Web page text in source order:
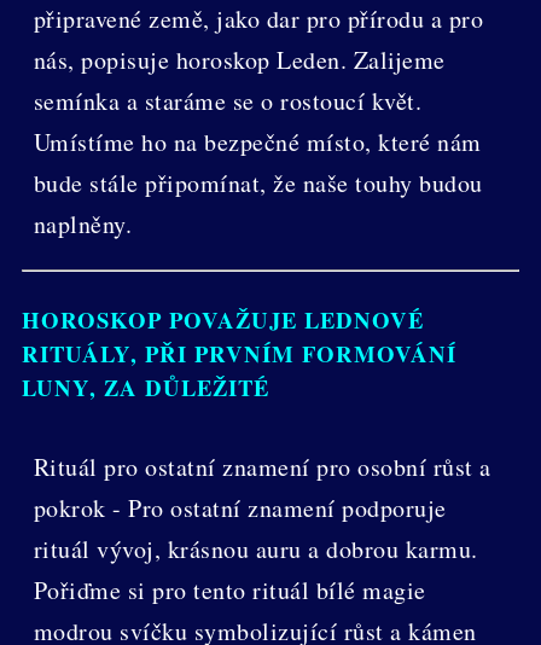
připravené země, jako dar pro přírodu a pro
nás, popisuje horoskop Leden. Zalijeme
semínka a staráme se o rostoucí květ.
Umístíme ho na bezpečné místo, které nám
bude stále připomínat, že naše touhy budou
naplněny.
HOROSKOP POVAŽUJE LEDNOVÉ
RITUÁLY, PŘI PRVNÍM FORMOVÁNÍ
LUNY, ZA DŮLEŽITÉ
Rituál pro ostatní znamení pro osobní růst a
pokrok - Pro ostatní znamení podporuje
rituál vývoj, krásnou auru a dobrou karmu.
Pořiďme si pro tento rituál bílé magie
modrou svíčku symbolizující růst a kámen